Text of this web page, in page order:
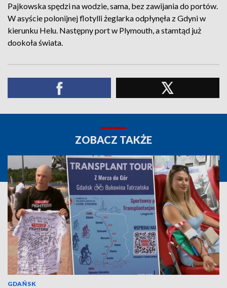
Pajkowska spędzi na wodzie, sama, bez zawijania do portów.
W asyście polonijnej flotylli żeglarka odpłynęła z Gdyni w
kierunku Helu. Następny port w Plymouth, a stamtąd już
dookoła świata.
ZOBACZ TAKŻE
GDAŃSK